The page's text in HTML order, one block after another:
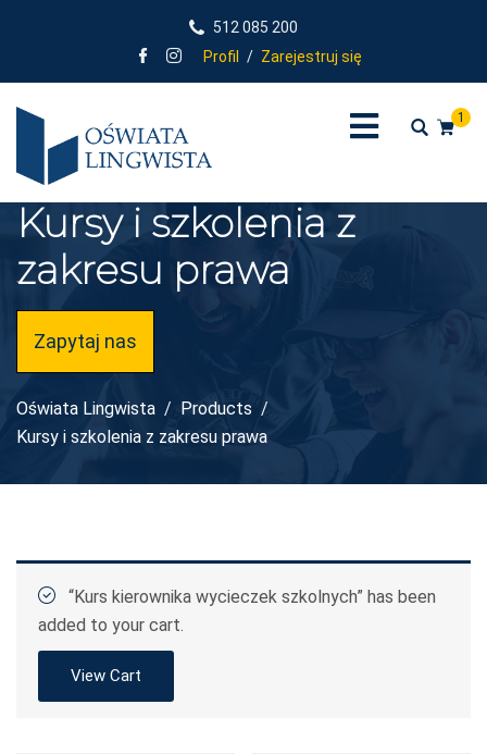
512 085 200
Profil
/ Zarejestruj się
1
Kursy i szkolenia z
zakresu prawa
Zapytaj nas
Oświata Lingwista
Products
Kursy i szkolenia z zakresu prawa
View Cart
“Kurs kierownika wycieczek szkolnych” has been
added to your cart.